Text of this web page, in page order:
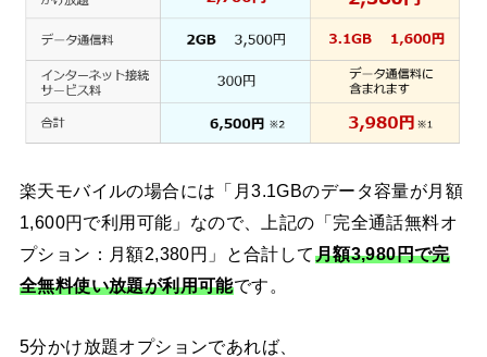
楽天モバイルの場合には「月3.1GBのデータ容量が月額
1,600円で利用可能」なので、上記の「完全通話無料オ
プション：月額2,380円」と合計して月額3,980円で完
全無料使い放題が利用可能です。
5分かけ放題オプションであれば、